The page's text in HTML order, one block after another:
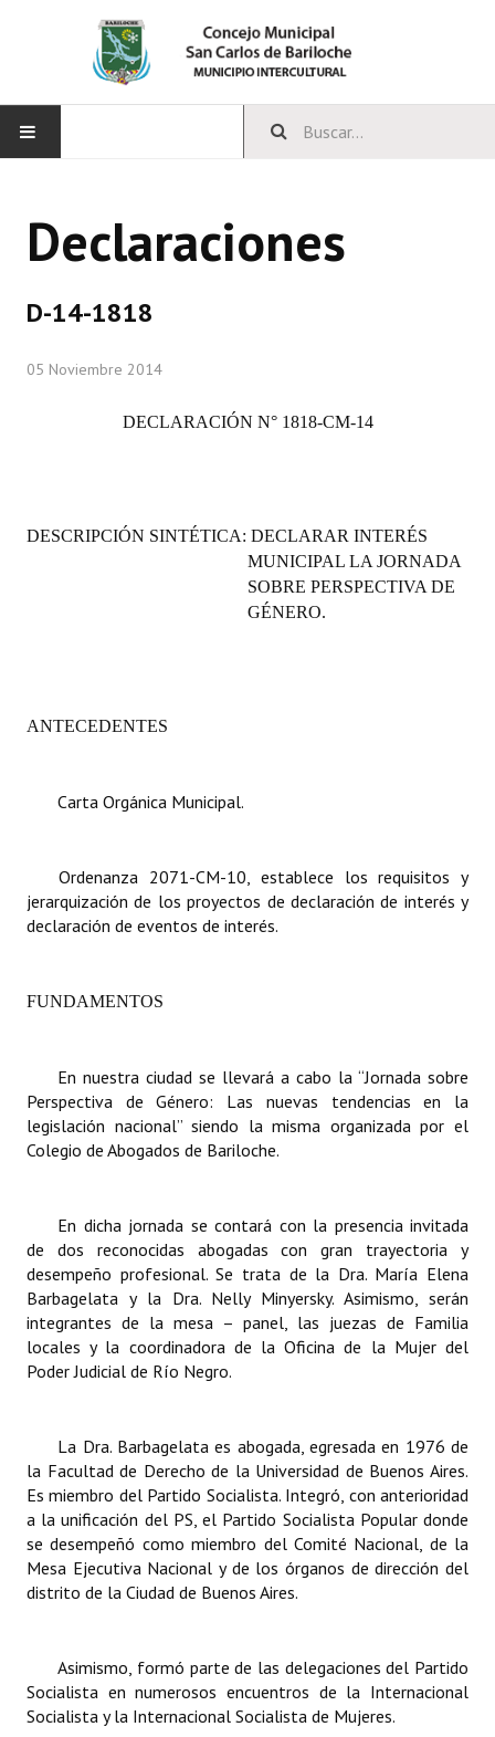
CONCEJO
Comisiones Especiales
Digesto
DOCUMENTOS
Actas de Sesión
Informes de Unidad Coordinadora
Actas de Audiencias Públicas
NORMATIVA
Comunicaciones
Declaraciones
Resoluciones de Presidencia
INSTITUCIONAL
Antiguos Pobladores
Noticias Destacadas
Datos Históricos
Premio al Mérito - Registro
Declaraciones
D-14-1818
05 Noviembre 2014
DECLARACIÓN N° 1818-CM-14
DESCRIPCIÓN SINTÉTICA: DECLARAR INTERÉS
MUNICIPAL LA JORNADA
SOBRE PERSPECTIVA DE
GÉNERO.
ANTECEDENTES
Carta Orgánica Municipal.
Ordenanza 2071-CM-10, establece los requisitos y
jerarquización de los proyectos de declaración de interés y
declaración de eventos de interés.
FUNDAMENTOS
En nuestra ciudad se llevará a cabo la “Jornada sobre
Perspectiva de Género: Las nuevas tendencias en la
legislación nacional” siendo la misma organizada por el
Colegio de Abogados de Bariloche.
En dicha jornada se contará con la presencia invitada
de dos reconocidas abogadas con gran trayectoria y
desempeño profesional. Se trata de la Dra. María Elena
Barbagelata y la Dra. Nelly Minyersky. Asimismo, serán
integrantes de la mesa – panel, las juezas de Familia
locales y la coordinadora de la Oficina de la Mujer del
Poder Judicial de Río Negro.
La Dra. Barbagelata es abogada, egresada en 1976 de
la Facultad de Derecho de la Universidad de Buenos Aires.
Es miembro del Partido Socialista. Integró, con anterioridad
a la unificación del PS, el Partido Socialista Popular donde
se desempeñó como miembro del Comité Nacional, de la
Mesa Ejecutiva Nacional y de los órganos de dirección del
distrito de la Ciudad de Buenos Aires.
Asimismo, formó parte de las delegaciones del Partido
Socialista en numerosos encuentros de la Internacional
Socialista y la Internacional Socialista de Mujeres.